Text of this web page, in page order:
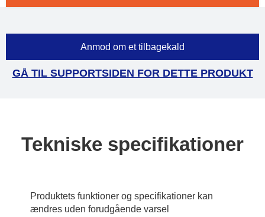
Anmod om et tilbagekald
GÅ TIL SUPPORTSIDEN FOR DETTE PRODUKT
Tekniske specifikationer
Produktets funktioner og specifikationer kan
ændres uden forudgående varsel